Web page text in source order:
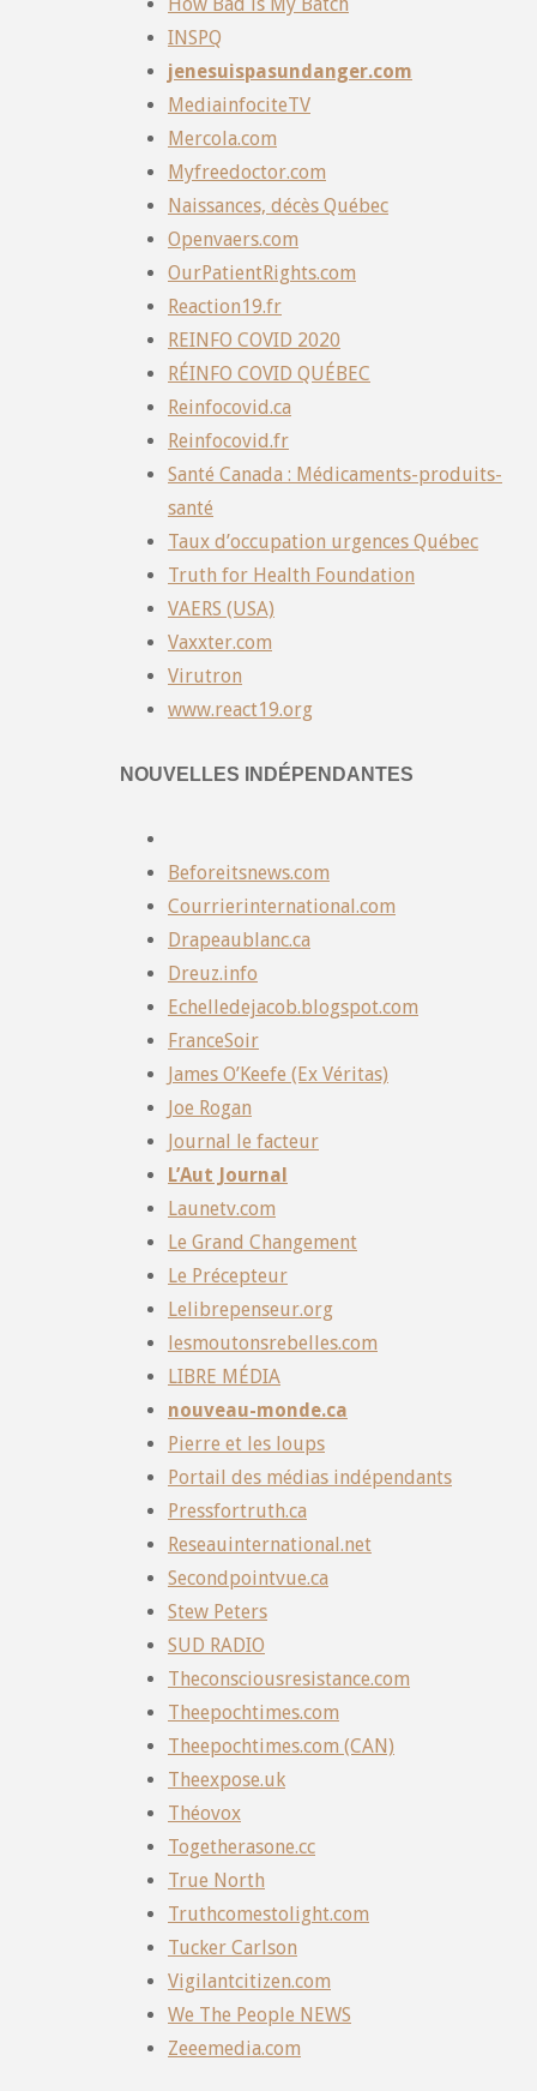
INSPQ
jenesuispasundanger.com
MediainfociteTV
Mercola.com
Myfreedoctor.com
Naissances, décès Québec
Openvaers.com
OurPatientRights.com
Reaction19.fr
REINFO COVID 2020
RÉINFO COVID QUÉBEC
Reinfocovid.ca
Reinfocovid.fr
Santé Canada : Médicaments-produits-
santé
Taux d’occupation urgences Québec
Truth for Health Foundation
VAERS (USA)
Vaxxter.com
Virutron
www.react19.org
NOUVELLES INDÉPENDANTES
Beforeitsnews.com
Courrierinternational.com
Drapeaublanc.ca
Dreuz.info
Echelledejacob.blogspot.com
FranceSoir
James O’Keefe (Ex Véritas)
Joe Rogan
Journal le facteur
L’Aut Journal
Launetv.com
Le Grand Changement
Le Précepteur
Lelibrepenseur.org
lesmoutonsrebelles.com
LIBRE MÉDIA
nouveau-monde.ca
Pierre et les loups
Portail des médias indépendants
Pressfortruth.ca
Reseauinternational.net
Secondpointvue.ca
Stew Peters
SUD RADIO
Theconsciousresistance.com
Theepochtimes.com
Theepochtimes.com (CAN)
Theexpose.uk
Théovox
Togetherasone.cc
True North
Truthcomestolight.com
Tucker Carlson
Vigilantcitizen.com
We The People NEWS
Zeeemedia.com